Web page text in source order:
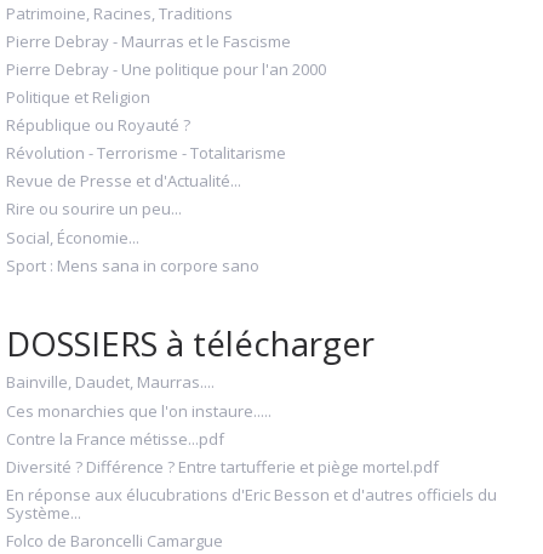
Patrimoine, Racines, Traditions
Pierre Debray - Maurras et le Fascisme
Pierre Debray - Une politique pour l'an 2000
Politique et Religion
République ou Royauté ?
Révolution - Terrorisme - Totalitarisme
Revue de Presse et d'Actualité...
Rire ou sourire un peu...
Social, Économie...
Sport : Mens sana in corpore sano
DOSSIERS à télécharger
Bainville, Daudet, Maurras....
Ces monarchies que l'on instaure.....
Contre la France métisse...pdf
Diversité ? Différence ? Entre tartufferie et piège mortel.pdf
En réponse aux élucubrations d'Eric Besson et d'autres officiels du
Système...
Folco de Baroncelli Camargue